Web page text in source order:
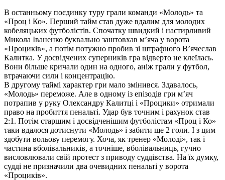
В останньому поєдинку туру грали команди «Молодь» та
«Проц і Ко». Перший тайм став дуже вдалим для молодих
кобеляцьких футболістів. Спочатку швидкий і настирливий
Микола Іваненко буквально заштовхав м’яча у ворота
«Проциків», а потім потужно пробив зі штрафного В’ячеслав
Калитка. У досвідчених суперників гра відверто не клеїлась.
Вони більше кричали один на одного, аніж грали у футбол,
втрачаючи сили і концентрацію.
В другому таймі характер гри мало змінився. Здавалось,
«Молодь» переможе. Але в одному із епізодів гри м’яч
потрапив у руку Олександру Калитці і «Процики» отримали
право на пробиття пенальті. Удар був точним і рахунок став
2:1. Потім старшим і досвідченішим футболістам «Проц і Ко»
таки вдалося дотиснути «Молодь» і забити ще 2 голи. І з цим
здобути вольову перемогу. Хоча, як тренер «Молоді», так і
частина вболівальників, а точніше, вболівальниць, гучно
висловлювали свій протест з приводу суддівства. На їх думку,
судді не призначили два очевидних пенальті у ворота
«Проциків».